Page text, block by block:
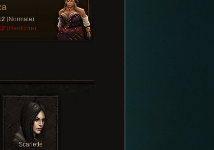
(Normale)
(Hardcore)
Scarlette